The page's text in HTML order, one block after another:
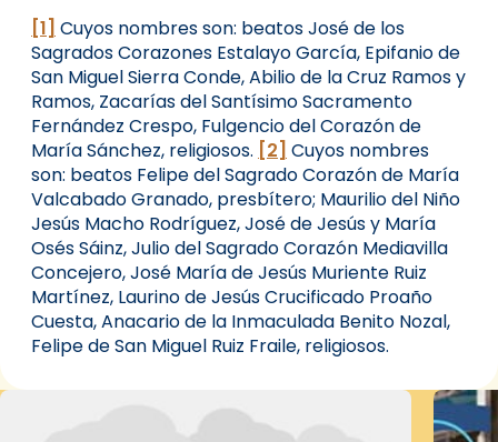
[1] Cuyos nombres son: beatos José de los
Sagrados Corazones Estalayo García, Epifanio de
San Miguel Sierra Conde, Abilio de la Cruz Ramos y
Ramos, Zacarías del Santísimo Sacramento
Fernández Crespo, Fulgencio del Corazón de
María Sánchez, religiosos. [2] Cuyos nombres
son: beatos Felipe del Sagrado Corazón de María
Valcabado Granado, presbítero; Maurilio del Niño
Jesús Macho Rodríguez, José de Jesús y María
Osés Sáinz, Julio del Sagrado Corazón Mediavilla
Concejero, José María de Jesús Muriente Ruiz
Martínez, Laurino de Jesús Crucificado Proaño
Cuesta, Anacario de la Inmaculada Benito Nozal,
Felipe de San Miguel Ruiz Fraile, religiosos.